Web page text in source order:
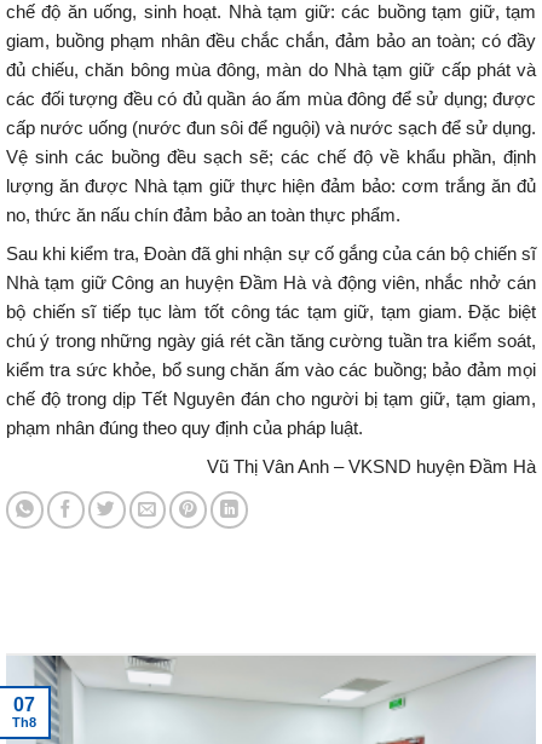
chế độ ăn uống, sinh hoạt. Nhà tạm giữ: các buồng tạm giữ, tạm
giam, buồng phạm nhân đều chắc chắn, đảm bảo an toàn; có đầy
đủ chiếu, chăn bông mùa đông, màn do Nhà tạm giữ cấp phát và
các đối tượng đều có đủ quần áo ấm mùa đông để sử dụng; được
cấp nước uống (nước đun sôi để nguội) và nước sạch để sử dụng.
Vệ sinh các buồng đều sạch sẽ; các chế độ về khẩu phần, định
lượng ăn được Nhà tạm giữ thực hiện đảm bảo: cơm trắng ăn đủ
no, thức ăn nấu chín đảm bảo an toàn thực phẩm.
Sau khi kiểm tra, Đoàn đã ghi nhận sự cố gắng của cán bộ chiến sĩ
Nhà tạm giữ Công an huyện Đầm Hà và động viên, nhắc nhở cán
bộ chiến sĩ tiếp tục làm tốt công tác tạm giữ, tạm giam. Đặc biệt
chú ý trong những ngày giá rét cần tăng cường tuần tra kiểm soát,
kiểm tra sức khỏe, bổ sung chăn ấm vào các buồng; bảo đảm mọi
chế độ trong dịp Tết Nguyên đán cho người bị tạm giữ, tạm giam,
phạm nhân đúng theo quy định của pháp luật.
Vũ Thị Vân Anh – VKSND huyện Đầm Hà
07
Th8